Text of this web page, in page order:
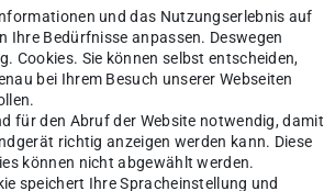
Mitarbeiter am Institut
tätig. Zunächst arbeitete er im
und das Nutzungserlebnis auf
Ihre Bedürfnisse anpassen. Deswegen
Cookies. Sie können selbst entscheiden,
bei Ihrem Besuch unserer Webseiten
für den Abruf der Website notwendig, damit
richtig anzeigen werden kann. Diese
können nicht abgewählt werden.
speichert Ihre Spracheinstellung und